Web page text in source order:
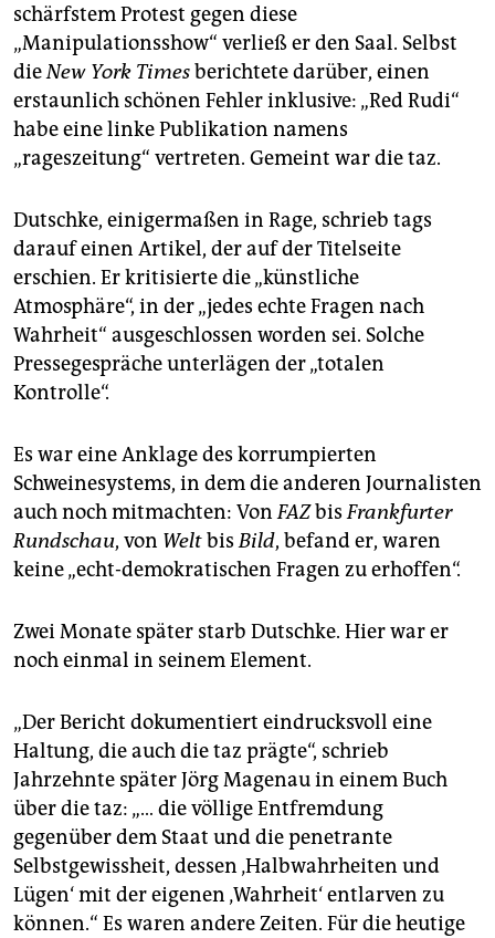
schärfstem Protest gegen diese
„Manipulationsshow“ verließ er den Saal. Selbst
dieNew York Timesberichtete darüber, einen
erstaunlich schönen Fehler inklusive: „Red Rudi“
habe eine linke Publikation namens
„rageszeitung“ vertreten. Gemeint war die taz.
Dutschke, einigermaßen in Rage, schrieb tags
darauf einen Artikel, der auf der Titelseite
erschien. Er kritisierte die „künstliche
Atmosphäre“, in der „jedes echte Fragen nach
Wahrheit“ ausgeschlossen worden sei. Solche
Pressegespräche unterlägen der „totalen
Kontrolle“.
Es war eine Anklage des korrumpierten
Schweinesystems, in dem die anderen Journalisten
auch noch mitmachten: VonFAZbisFrankfurter
Rundschau, von WeltbisBild, befand er, waren
keine „echt-demokratischen Fragen zu erhoffen“.
Zwei Monate später starb Dutschke. Hier war er
noch einmal in seinem Element.
„Der Bericht dokumentiert eindrucksvoll eine
Haltung, die auch die taz prägte“, schrieb
Jahrzehnte später Jörg Magenau in einem Buch
über die taz: „… die völlige Entfremdung
gegenüber dem Staat und die penetrante
Selbstgewissheit, dessen ‚Halbwahrheiten und
Lügen‘ mit der eigenen ‚Wahrheit‘ entlarven zu
können.“ Es waren andere Zeiten. Für die heutige